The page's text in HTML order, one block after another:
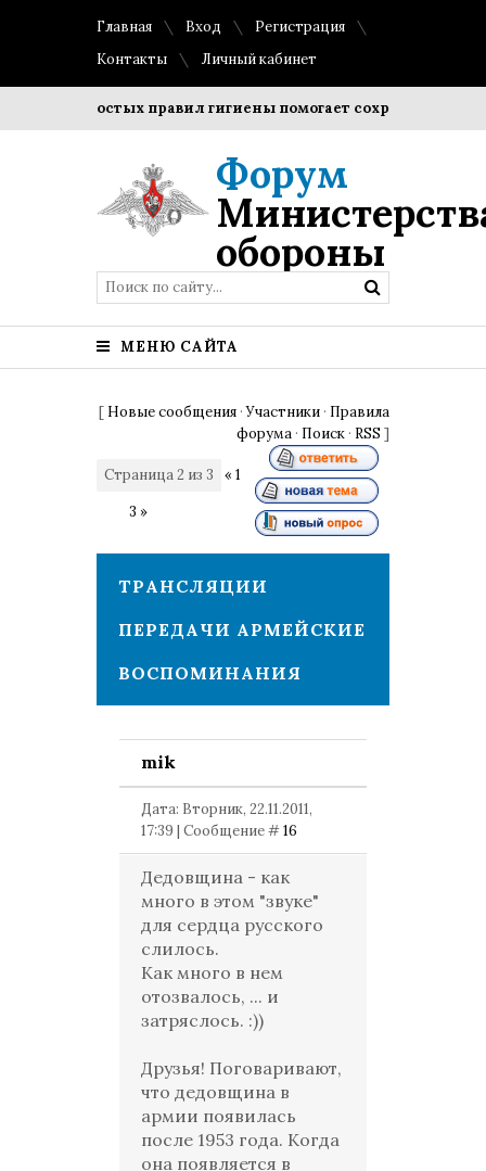
Главная Вход
Регистрация
Контакты
Личный кабинет
простых правил гигиены помогает сохранить
Форум
обороны
МЕНЮ САЙТА
[ Новые сообщения ·Участники · Правила
форума · Поиск · RSS ]
Страница2 из 3 « 1
3 »
ТРАНСЛЯЦИИ
ПЕРЕДАЧИ АРМЕЙСКИЕ
ВОСПОМИНАНИЯ
mik
Дата: Вторник, 22.11.2011,
17:39 | Сообщение #16
Дедовщина - как
много в этом "звуке"
для сердца русского
слилось.
Как много в нем
отозвалось, ... и
затряслось. :))
Друзья! Поговаривают,
что дедовщина в
армии появилась
после 1953 года. Когда
она появляется в